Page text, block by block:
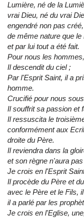
Lumière, né de la
vrai Dieu, né du vrai
engendré non pas créé,
de même nature que le
et par lui tout a été fait.
Pour nous les
Il descendit du ciel ;
Par l'Esprit Saint, il a
homme.
Crucifié pour nous
Il souffrit sa passion et
Il ressuscita le
conformément aux
droite du Père.
Il reviendra dans la
et son règne n'aura
Je crois en l'Esprit
Il procède du Père et
avec le Père et le Fils,
il a parlé par les
Je crois en l'Eglise,